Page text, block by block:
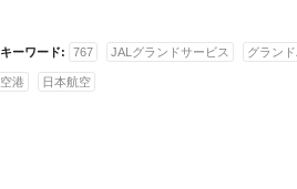
キーワード: 767 JALグランドサービス グラン
空港 日本航空